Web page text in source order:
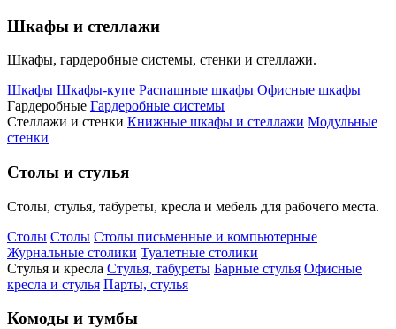
Шкафы и стеллажи
Шкафы, гардеробные системы, стенки и стеллажи.
Шкафы Шкафы-купе Распашные шкафы Офисные шкафы
Гардеробные Гардеробные системы
Стеллажи и стенки Книжные шкафы и стеллажи Модульные
стенки
Столы и стулья
Столы, стулья, табуреты, кресла и мебель для рабочего места.
Столы Столы Столы письменные и компьютерные
Журнальные столики Туалетные столики
Стулья и кресла Стулья, табуреты Барные стулья Офисные
кресла и стулья Парты, стулья
Комоды и тумбы